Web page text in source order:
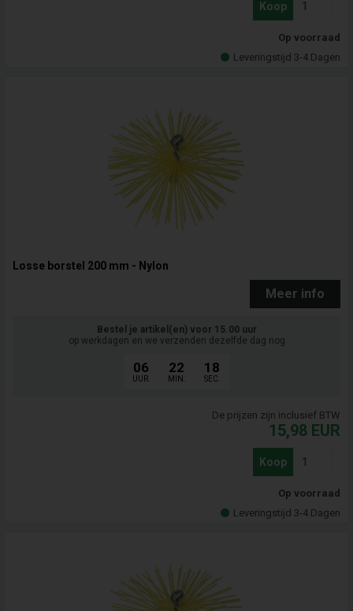
Koop
Op voorraad
Leveringstijd 3-4 Dagen
Losse borstel 200 mm - Nylon
Meer info
Bestel je artikel(en) voor 15.00 uur
op werkdagen en we verzenden dezelfde dag nog
06
UUR.
22
MIN.
17
SEC.
De prijzen zijn inclusief BTW
15,98 EUR
Koop
Op voorraad
Leveringstijd 3-4 Dagen